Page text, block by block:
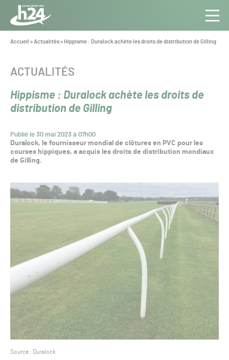
Panneau de gestion des cookies
Aller au contenu
Toute
l’info
Pro
Vous
Accueil >Actualités> Hippisme : Duralock achète les droits de distribution de Gilling
Hippisme : Duralock achète les droits de
distribution de Gilling
Publié le 30 mai 2023 à 07h00
CATÉGORIE :
ACTUALITÉS
Duralock, le fournisseur mondial de clôtures en PVC pour les
courses hippiques, a acquis les droits de distribution mondiaux
de Gilling.
Source : Duralock